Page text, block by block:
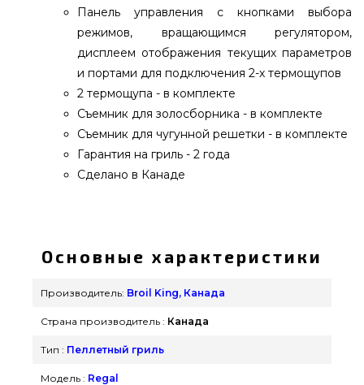
Панель управления с кнопками выбора
режимов, вращающимся регулятором,
дисплеем отображения текущих параметров
и портами для подключения 2-х термощупов
2 термощупа - в комплекте
Съемник для золосборника - в комплекте
Съемник для чугунной решетки - в комплекте
Гарантия на гриль - 2 года
Сделано в Канаде
King, Канада по актуальной цене всего 94 900
грн. в каталоге грилей и мангалов
grillpoint.com.ua Посмотрите и закажите также
Гриль Поинт. Напишите прямо сейчас нашим
экспертам на любой номер (098) 333-26-55 и мы
Основные характеристики
Производитель: Broil King, Канада
Страна производитель : Канада
Тип : Пеллетный гриль
Модель : Regal